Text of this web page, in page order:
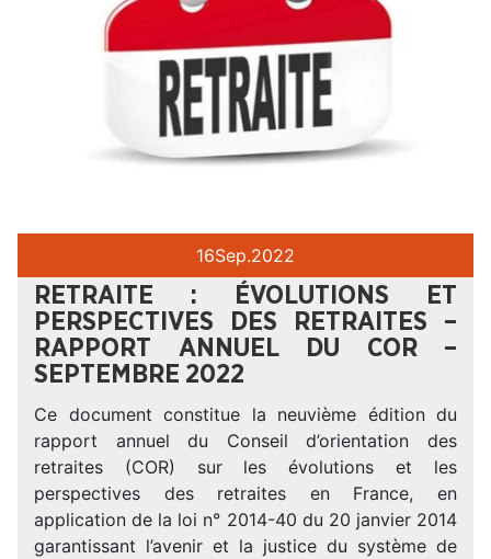
16Sep.2022
RETRAITE : ÉVOLUTIONS ET
PERSPECTIVES DES RETRAITES –
RAPPORT ANNUEL DU COR –
SEPTEMBRE 2022
Ce document constitue la neuvième édition du
rapport annuel du Conseil d’orientation des
retraites (COR) sur les évolutions et les
perspectives des retraites en France, en
application de la loi n° 2014-40 du 20 janvier 2014
garantissant l’avenir et la justice du système de